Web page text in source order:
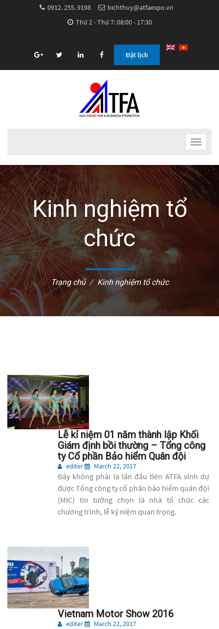
0912. 255. 9198
bichthuy@atfaexpo.vn
Thứ 2 - Thứ 7: 08:00 - 17:30
Đặt lịch
Toggle
Kinh nghiệm tổ
chức
Trang chủ Kinh nghiệm tổ chức
Lễ kỉ niệm 01 năm thành lập Khối
Giám định bồi thường – Tổng công
ty Cổ phần Bảo hiểm Quân đội
editer March 22, 2017
Đây không phải là lần đầu tiên ATFA vinh dự
được Tổng công ty cổ phần bảo hiểm quân đội
(MIC) tin tưởng chọn là nhà tổ chức các
chương trình, lễ kỷ niệm quan trọng.
Vietnam Motor Show 2016
editer March 22, 2017